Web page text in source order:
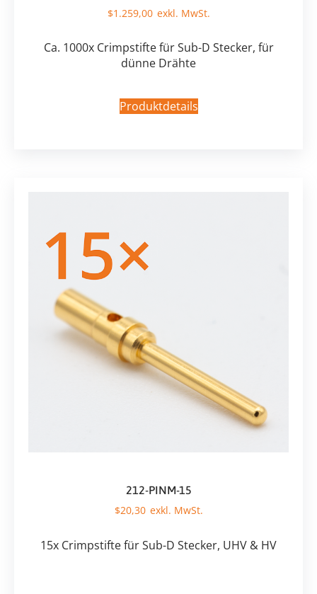
$1.259,00
Ca. 1000x Crimpstifte für Sub-D Stecker, für
dünne Drähte
Produktdetails
212-PINM-15
$20,30
15x Crimpstifte für Sub-D Stecker, UHV & HV